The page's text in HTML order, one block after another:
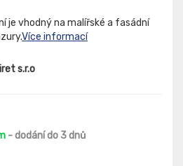
je vhodný na malířské a fasádní
Více informací
s.r.o
- dodání do 3 dnů